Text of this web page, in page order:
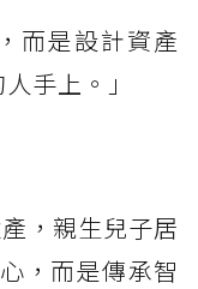
而是設計資產
手上。」
，親生兒子居
，而是傳承智